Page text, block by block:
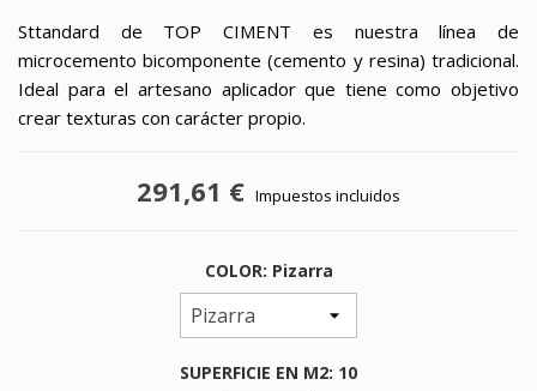
Sttandard de TOP CIMENT es nuestra línea de
microcemento bicomponente (cemento y resina) tradicional.
Ideal para el artesano aplicador que tiene como objetivo
crear texturas con carácter propio.
291,61 € Impuestos incluidos
COLOR: Pizarra
SUPERFICIE EN M2: 10